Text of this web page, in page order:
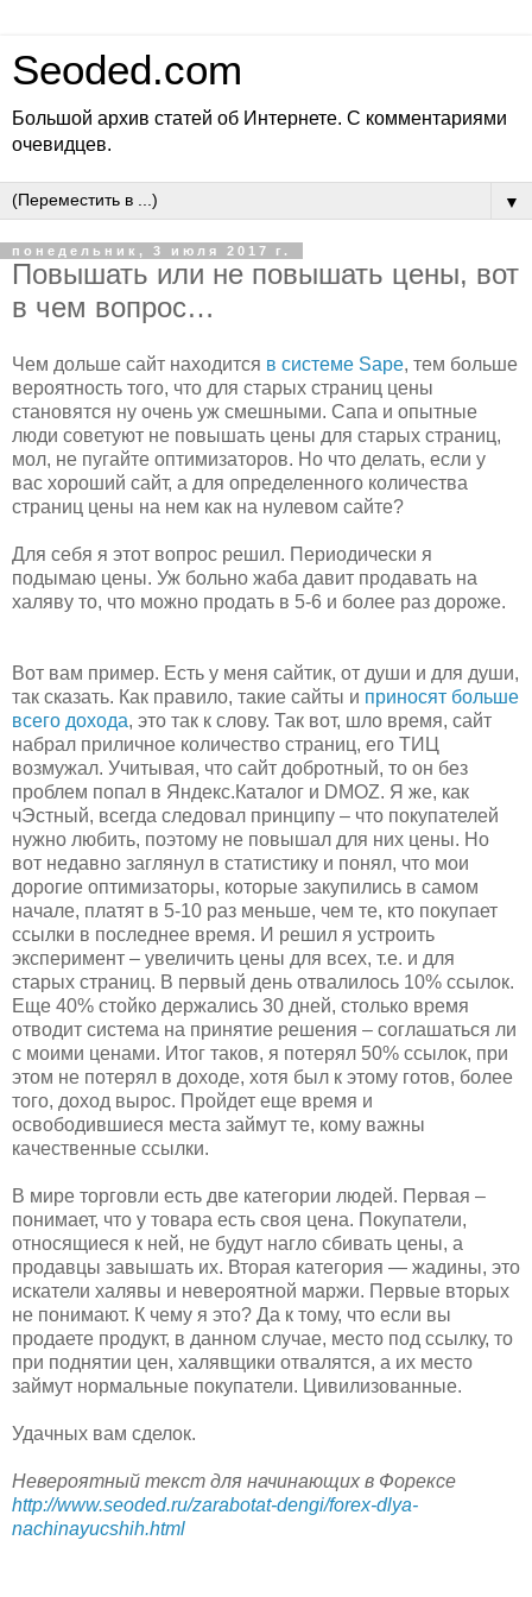
Seoded.com
Большой архив статей об Интернете. С комментариями
очевидцев.
▼
понедельник, 3 июля 2017 г.
Повышать или не повышать цены, вот
в чем вопрос…
Чем дольше сайт находится в системе Sape, тем больше
вероятность того, что для старых страниц цены
становятся ну очень уж смешными. Сапа и опытные
люди советуют не повышать цены для старых страниц,
мол, не пугайте оптимизаторов. Но что делать, если у
вас хороший сайт, а для определенного количества
страниц цены на нем как на нулевом сайте?
Для себя я этот вопрос решил. Периодически я
подымаю цены. Уж больно жаба давит продавать на
халяву то, что можно продать в 5-6 и более раз дороже.
Вот вам пример. Есть у меня сайтик, от души и для души,
так сказать. Как правило, такие сайты и приносят больше
всего дохода, это так к слову. Так вот, шло время, сайт
набрал приличное количество страниц, его ТИЦ
возмужал. Учитывая, что сайт добротный, то он без
проблем попал в Яндекс.Каталог и DMOZ. Я же, как
чЭстный, всегда следовал принципу – что покупателей
нужно любить, поэтому не повышал для них цены. Но
вот недавно заглянул в статистику и понял, что мои
дорогие оптимизаторы, которые закупились в самом
начале, платят в 5-10 раз меньше, чем те, кто покупает
ссылки в последнее время. И решил я устроить
эксперимент – увеличить цены для всех, т.е. и для
старых страниц. В первый день отвалилось 10% ссылок.
Еще 40% стойко держались 30 дней, столько время
отводит система на принятие решения – соглашаться ли
с моими ценами. Итог таков, я потерял 50% ссылок, при
этом не потерял в доходе, хотя был к этому готов, более
того, доход вырос. Пройдет еще время и
освободившиеся места займут те, кому важны
качественные ссылки.
В мире торговли есть две категории людей. Первая –
понимает, что у товара есть своя цена. Покупатели,
относящиеся к ней, не будут нагло сбивать цены, а
продавцы завышать их. Вторая категория — жадины, это
искатели халявы и невероятной маржи. Первые вторых
не понимают. К чему я это? Да к тому, что если вы
продаете продукт, в данном случае, место под ссылку, то
при поднятии цен, халявщики отвалятся, а их место
займут нормальные покупатели. Цивилизованные.
Удачных вам сделок.
Невероятный текст для начинающих в Форексе
http://www.seoded.ru/zarabotat-dengi/forex-dlya-
nachinayucshih.html